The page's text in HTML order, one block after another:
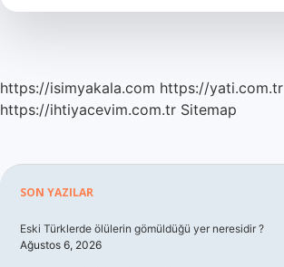
Alınır
https://isimyakala.com https://yati.com.tr
https://ihtiyacevim.com.tr Sitemap
Sidebar
SON YAZILAR
Eski Türklerde ölülerin gömüldüğü yer neresidir ?
Ağustos 6, 2026